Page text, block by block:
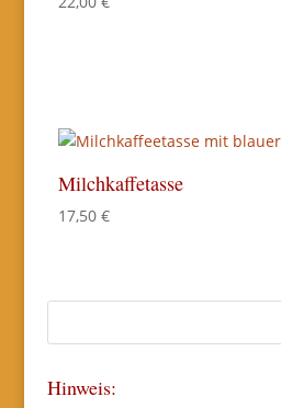
Milchkaffetasse
17,50 €
Hinweis: